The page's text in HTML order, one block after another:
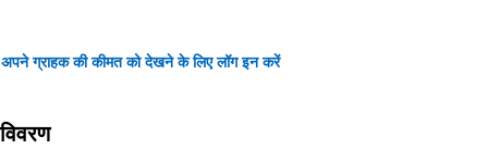
अपने ग्राहक की कीमत को देखने के लिए लॉग इन करें
विवरण